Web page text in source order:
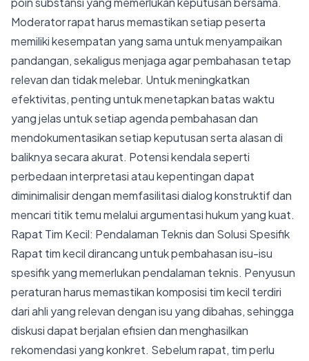
Moderator rapat harus memastikan setiap peserta
memiliki kesempatan yang sama untuk menyampaikan
pandangan, sekaligus menjaga agar pembahasan tetap
relevan dan tidak melebar. Untuk meningkatkan
efektivitas, penting untuk menetapkan batas waktu
yang jelas untuk setiap agenda pembahasan dan
mendokumentasikan setiap keputusan serta alasan di
baliknya secara akurat. Potensi kendala seperti
perbedaan interpretasi atau kepentingan dapat
diminimalisir dengan memfasilitasi dialog konstruktif dan
mencari titik temu melalui argumentasi hukum yang kuat.
Rapat Tim Kecil: Pendalaman Teknis dan Solusi Spesifik
Rapat tim kecil dirancang untuk pembahasan isu-isu
spesifik yang memerlukan pendalaman teknis. Penyusun
peraturan harus memastikan komposisi tim kecil terdiri
dari ahli yang relevan dengan isu yang dibahas, sehingga
diskusi dapat berjalan efisien dan menghasilkan
rekomendasi yang konkret. Sebelum rapat, tim perlu